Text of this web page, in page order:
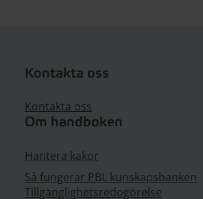
Kontakta oss
Kontakta oss
Om handboken
Hantera kakor
Så fungerar PBL kunskapsbanken
Tillgänglighetsredogörelse